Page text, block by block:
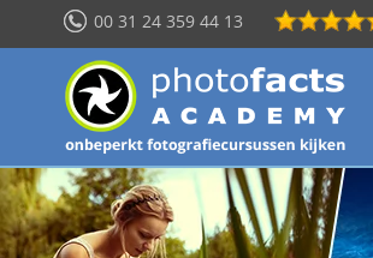
00 31 24 359 44 13